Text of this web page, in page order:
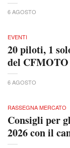
6 AGOSTO
EVENTI
20 piloti, 1
del
6 AGOSTO
RASSEGNA MERCATO
Consigli per
2026 con il